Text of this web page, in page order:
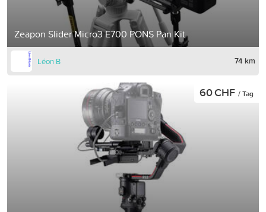
Zeapon Slider Micro3 E700 PONS Pan Kit
Léon B 74 km
60 CHF / Tag